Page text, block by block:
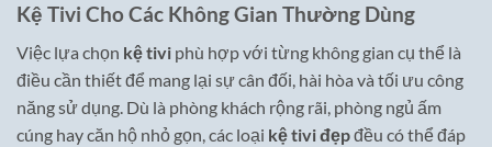
Kệ Tivi Cho Các Không Gian Thường Dùng
Việc lựa chọn kệ tivi phù hợp với từng không gian cụ thể là
điều cần thiết để mang lại sự cân đối, hài hòa và tối ưu công
năng sử dụng. Dù là phòng khách rộng rãi, phòng ngủ ấm
cúng hay căn hộ nhỏ gọn, các loại kệ tivi đẹpđều có thể đáp